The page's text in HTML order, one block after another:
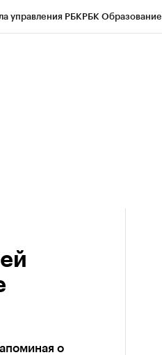
управления РБКРБК Образование
о